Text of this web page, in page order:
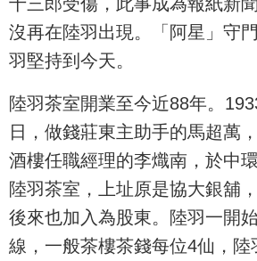
沒再在陸羽出現。「阿星」守
羽堅持到今天。
陸羽茶室開業至今近88年。
日，做錢莊東主助手的馬超萬
酒樓任職經理的李熾南，於中
陸羽茶室，上址原是協大銀舖
後來也加入為股東。陸羽一開
線，一般茶樓茶錢每位4仙，